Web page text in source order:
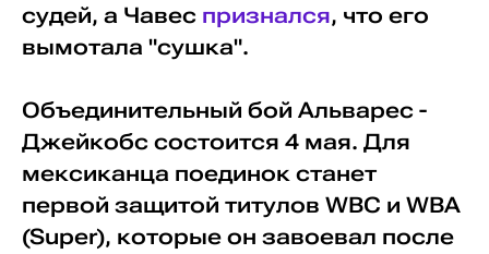
судей, а Чавес признался, что его
вымотала "сушка".
Объединительный бой Альварес -
Джейкобс состоится 4 мая. Для
мексиканца поединок станет
первой защитой титулов WBC и WBA
(Super), которые он завоевал после